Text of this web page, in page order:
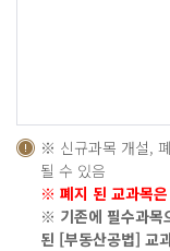
※ 신규과목 개설,
될 수 있음
※ 폐지 된 교과목
※ 기존에 필수과목
된 [부동산공법] 교